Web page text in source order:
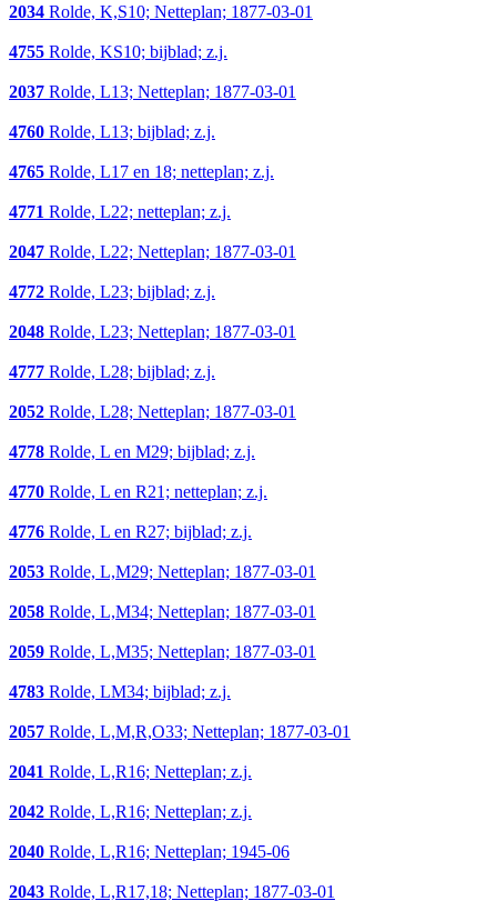
2034 Rolde, K,S10; Netteplan; 1877-03-01
4755 Rolde, KS10; bijblad; z.j.
2037 Rolde, L13; Netteplan; 1877-03-01
4760 Rolde, L13; bijblad; z.j.
4765 Rolde, L17 en 18; netteplan; z.j.
4771 Rolde, L22; netteplan; z.j.
2047 Rolde, L22; Netteplan; 1877-03-01
4772 Rolde, L23; bijblad; z.j.
2048 Rolde, L23; Netteplan; 1877-03-01
4777 Rolde, L28; bijblad; z.j.
2052 Rolde, L28; Netteplan; 1877-03-01
4778 Rolde, L en M29; bijblad; z.j.
4770 Rolde, L en R21; netteplan; z.j.
4776 Rolde, L en R27; bijblad; z.j.
2053 Rolde, L,M29; Netteplan; 1877-03-01
2058 Rolde, L,M34; Netteplan; 1877-03-01
2059 Rolde, L,M35; Netteplan; 1877-03-01
4783 Rolde, LM34; bijblad; z.j.
2057 Rolde, L,M,R,O33; Netteplan; 1877-03-01
2041 Rolde, L,R16; Netteplan; z.j.
2042 Rolde, L,R16; Netteplan; z.j.
2040 Rolde, L,R16; Netteplan; 1945-06
2043 Rolde, L,R17,18; Netteplan; 1877-03-01